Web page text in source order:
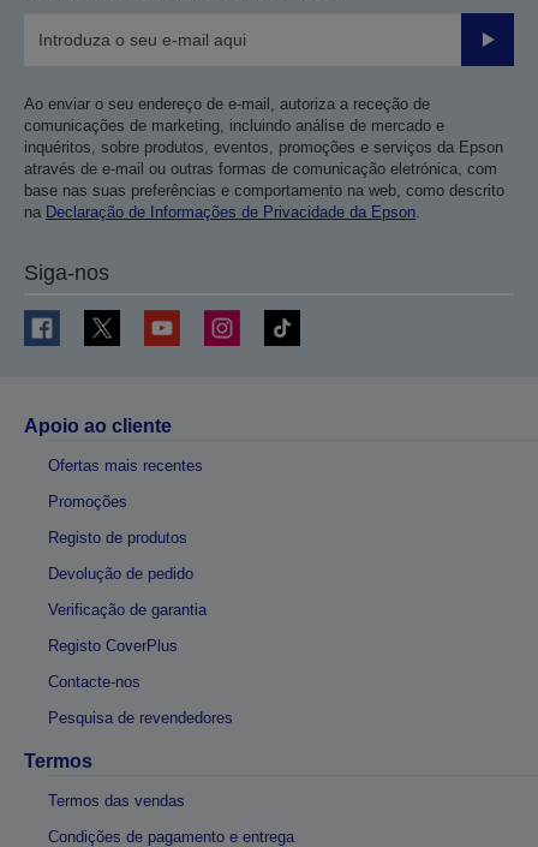
Enviar
Ao enviar o seu endereço de e-mail, autoriza a receção de
comunicações de marketing, incluindo análise de mercado e
inquéritos, sobre produtos, eventos, promoções e serviços da Epson
através de e-mail ou outras formas de comunicação eletrónica, com
base nas suas preferências e comportamento na web, como descrito
na Declaração de Informações de Privacidade da Epson
Siga-nos
Apoio ao cliente
Ofertas mais recentes
Promoções
Registo de produtos
Devolução de pedido
Verificação de garantia
Registo CoverPlus
Contacte-nos
Pesquisa de revendedores
Termos
Termos das vendas
Condições de pagamento e entrega